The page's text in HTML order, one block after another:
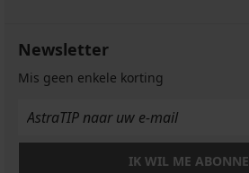
Newsletter
Mis geen enkele korting
IK WIL ME